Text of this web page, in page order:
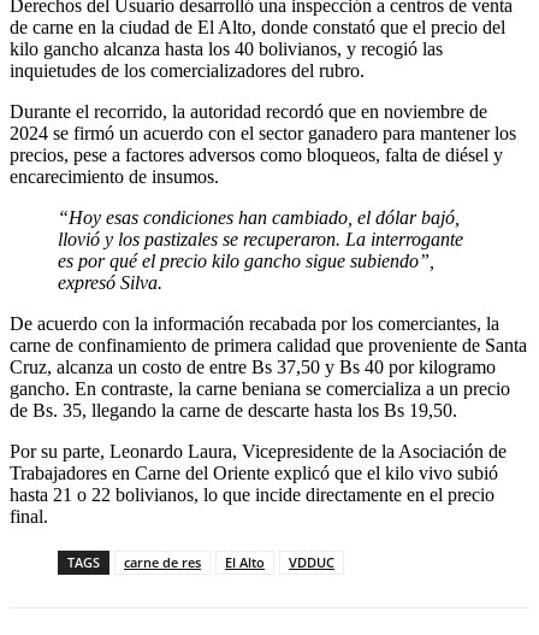
Derechos del Usuario desarrolló una inspección a centros de venta
de carne en la ciudad de El Alto, donde constató que el precio del
kilo gancho alcanza hasta los 40 bolivianos, y recogió las
inquietudes de los comercializadores del rubro.
Durante el recorrido, la autoridad recordó que en noviembre de
2024 se firmó un acuerdo con el sector ganadero para mantener los
precios, pese a factores adversos como bloqueos, falta de diésel y
encarecimiento de insumos.
“Hoy esas condiciones han cambiado, el dólar bajó,
llovió y los pastizales se recuperaron. La interrogante
es por qué el precio kilo gancho sigue subiendo”,
expresó Silva.
De acuerdo con la información recabada por los comerciantes, la
carne de confinamiento de primera calidad que proveniente de Santa
Cruz, alcanza un costo de entre Bs 37,50 y Bs 40 por kilogramo
gancho. En contraste, la carne beniana se comercializa a un precio
de Bs. 35, llegando la carne de descarte hasta los Bs 19,50.
Por su parte, Leonardo Laura, Vicepresidente de la Asociación de
Trabajadores en Carne del Oriente explicó que el kilo vivo subió
hasta 21 o 22 bolivianos, lo que incide directamente en el precio
final.
TAGS carne de res El Alto VDDUC